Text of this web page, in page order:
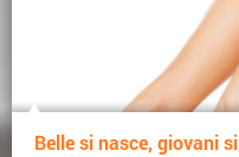
Belle si nasce, giovani